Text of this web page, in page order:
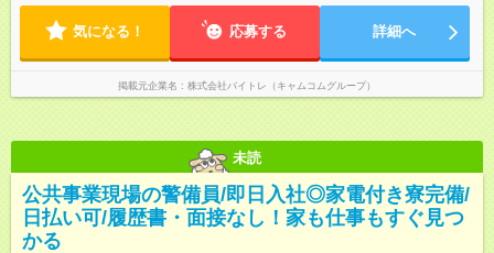
気になる！ 応募する 詳細へ
掲載元企業名 株式会社バイトレ（キャムコムグループ）
未読
公共事業現場の警備員/即日入社◎家電付き寮完備/
日払い可/履歴書・面接なし！家も仕事もすぐ見つ
かる